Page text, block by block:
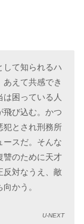
して知られるハ
えて共感でき
は困っている人
飛び込む。かつ
犯とされ刑務所
ースだ。そんな
讐のために天才
反対なうえ、敵
かう。
U-NEXT